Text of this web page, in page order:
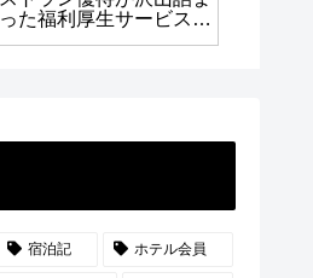
った福利厚生サービス！
宿泊記 ホテル会員